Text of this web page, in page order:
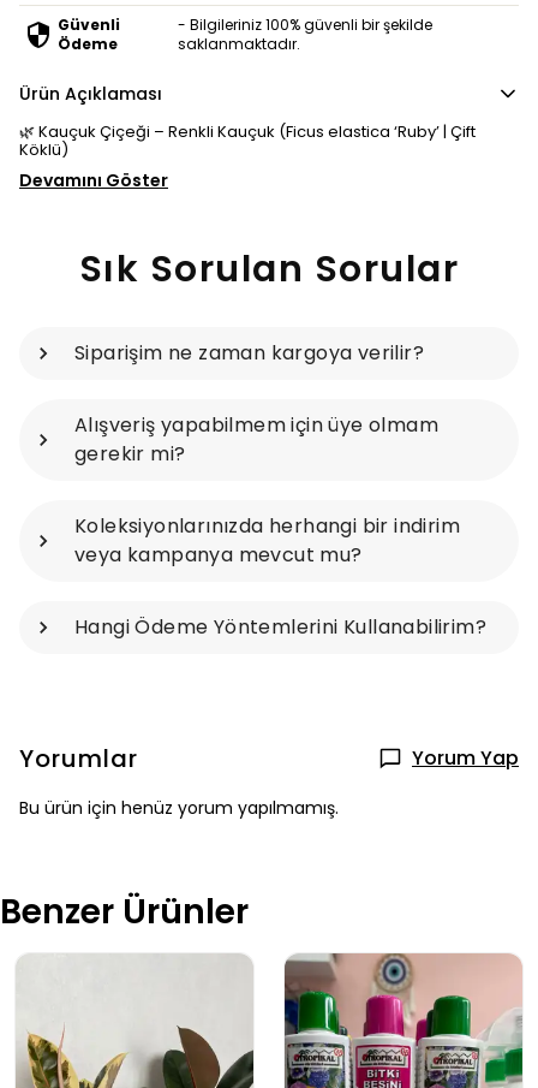
Güvenli
Ödeme
- Bilgileriniz 100% güvenli bir şekilde
saklanmaktadır.
Ürün Açıklaması
🌿 Kauçuk Çiçeği – Renkli Kauçuk (Ficus elastica ‘Ruby’ | Çift
Köklü)
Devamını Göster
Sık Sorulan Sorular
Siparişim ne zaman kargoya verilir?
Alışveriş yapabilmem için üye olmam
gerekir mi?
Koleksiyonlarınızda herhangi bir indirim
veya kampanya mevcut mu?
Hangi Ödeme Yöntemlerini Kullanabilirim?
Yorumlar Yorum Yap
Bu ürün için henüz yorum yapılmamış.
Benzer Ürünler